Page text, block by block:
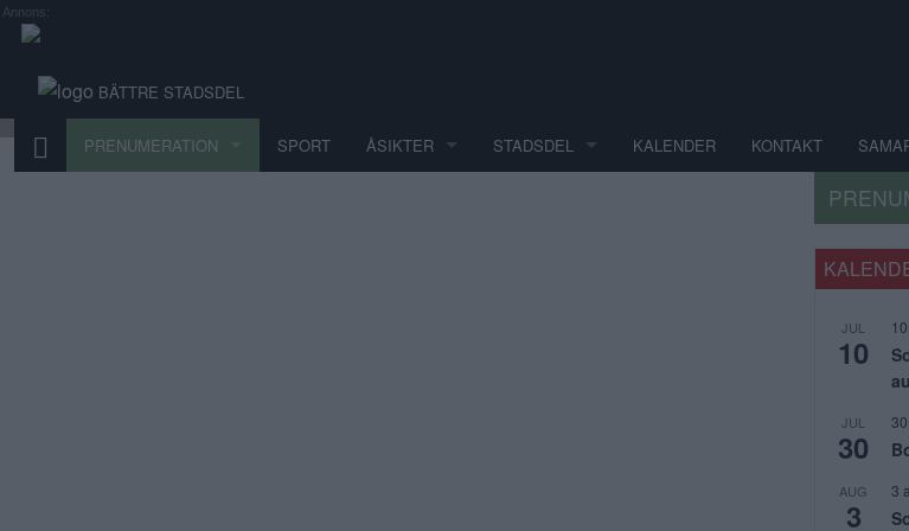
Annons:
BÄTTRE STADSDEL
PRENUMERATION SPORT ÅSIKTER STADSDEL KALENDER KONTAKT
JUL
10
JUL
30
AUG
3
3